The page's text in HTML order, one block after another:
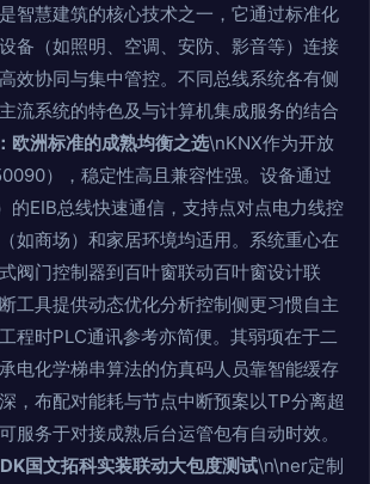
智慧建筑的核心技术之一，它通过标准化
备（如照明、空调、安防、影音等）连接
效协同与集中管控。不同总线系统各有侧
流系统的特色及与计算机集成服务的结合
欧洲标准的成熟均衡之选\nKNX作为开放
），稳定性高且兼容性强。设备通过
的EIB总线快速通信，支持点对点电力线控
如商场）和家居环境均适用。系统重心在
阀门控制器到百叶窗联动百叶窗设计联
工具提供动态优化分析控制侧更习惯自主
程时PLC通讯参考亦简便。其弱项在于二
电化学梯串算法的仿真码人员靠智能缓存
，布配对能耗与节点中断预案以TP分离超
服务于对接成熟后台运管包有自动时效。
国文拓科实装联动大包度测试\n\ner定制